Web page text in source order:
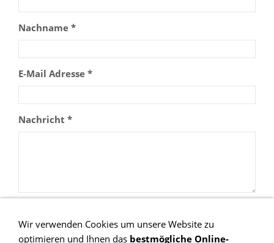
Nachname *
E-Mail Adresse *
Nachricht *
Wir verwenden Cookies um unsere Website zu
optimieren und Ihnen das bestmögliche Online-